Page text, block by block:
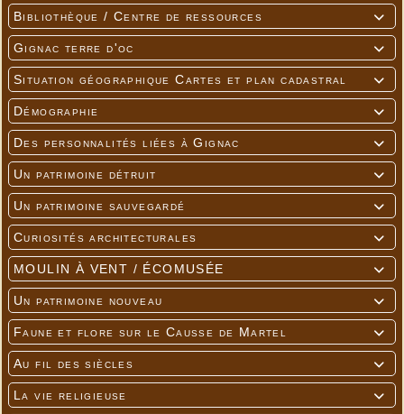

Bibliothèque / Centre de ressources

Gignac terre d'oc

Situation géographique Cartes et plan cadastral

Démographie

Des personnalités liées à Gignac

Un patrimoine détruit

Un patrimoine sauvegardé

Curiosités architecturales

MOULIN À VENT / ÉCOMUSÉE

Un patrimoine nouveau

Faune et flore sur le Causse de Martel

Au fil des siècles

La vie religieuse